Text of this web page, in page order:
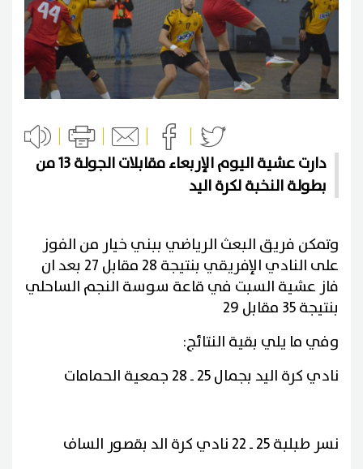
دارت عشية اليوم الإربعاء مقابلات الجولة 13 من
بطولة النخبة لكرة اليد
وتمكن فريق البعث الرياضي ببني خيار من الفوز
على النادي الإفريقي بنتيجة 28 مقابل 27 بعد ان
فاز عشية السبت في قاعة سوسة النجم الساحلي
بنتيجة 35 مقابل 29
وفي ما يلي بقية النتائج:
نادي كرة اليد بجمال 25 ـ 28 جمعية الحمامات
نسر طبلبة 25 ـ 22 نادي كرة الد بقصور الساف